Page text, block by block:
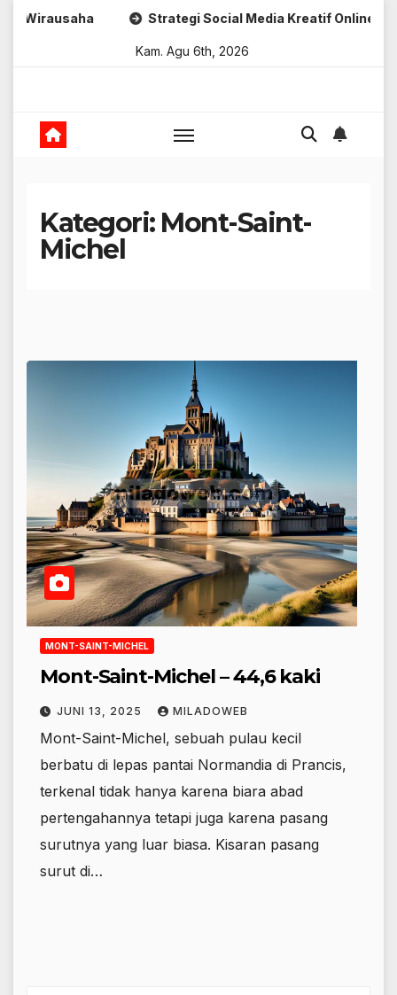
Skip Strategi Social Media Kreatif Online Strategi
Kam. Agu 6th, 2026
Kategori: Mont-Saint-
Michel
MONT-SAINT-MICHEL
Mont-Saint-Michel – 44,6 kaki
JUNI 13, 2025 MILADOWEB
Mont-Saint-Michel, sebuah pulau kecil
berbatu di lepas pantai Normandia di Prancis,
terkenal tidak hanya karena biara abad
pertengahannya tetapi juga karena pasang
surutnya yang luar biasa. Kisaran pasang
surut di…